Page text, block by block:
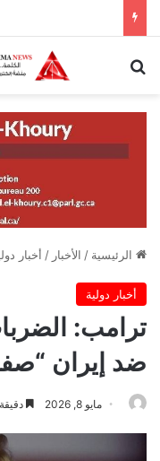
الرئيسية / الأخبار / أخبار
أخبار دولية
ترامب:
ضد إيران
مايو 8, 2026